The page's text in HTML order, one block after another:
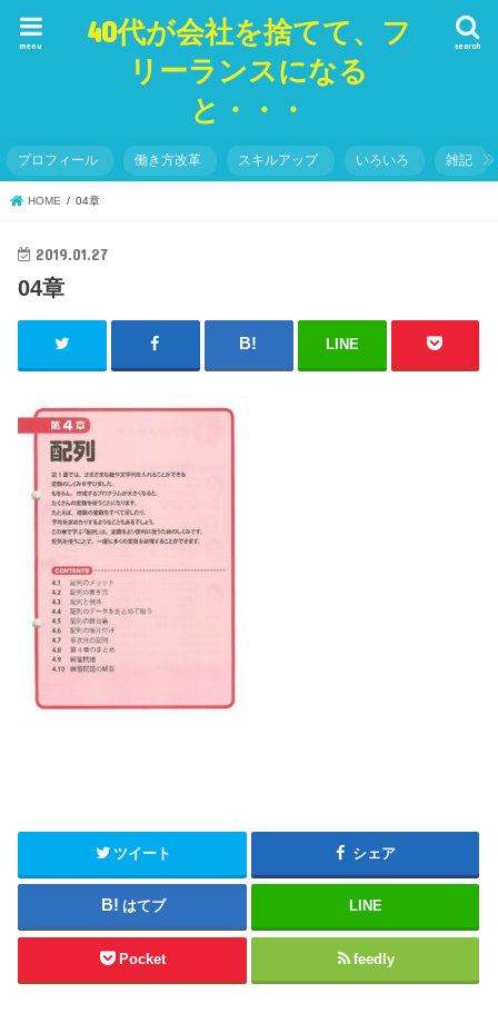
40代が会社を捨てて、フ
リーランスになる
と・・・
search
menu
プロフィール 働き方改革 スキルアップ いろいろ 雑記
HOME 04章
2019.01.27
04章
LINE
ツイート シェア
はてブ LINE
Pocket feedly